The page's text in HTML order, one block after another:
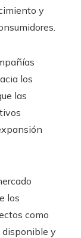
y
los
las
los
como
disponible y